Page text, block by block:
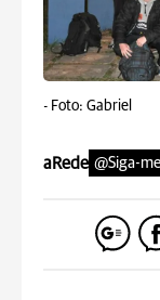
- Foto: Gabriel
aRede @Siga-me